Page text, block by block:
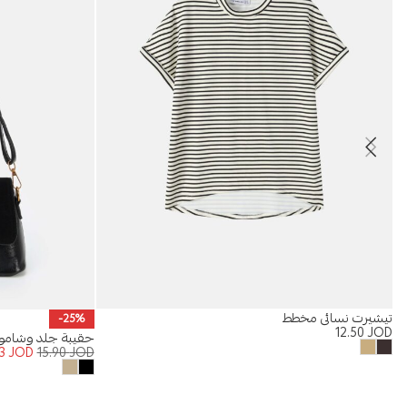
تيشيرت نسائي مخطط
12.50JOD
-25%
حقيبة جلد
15.90JOD
JOD